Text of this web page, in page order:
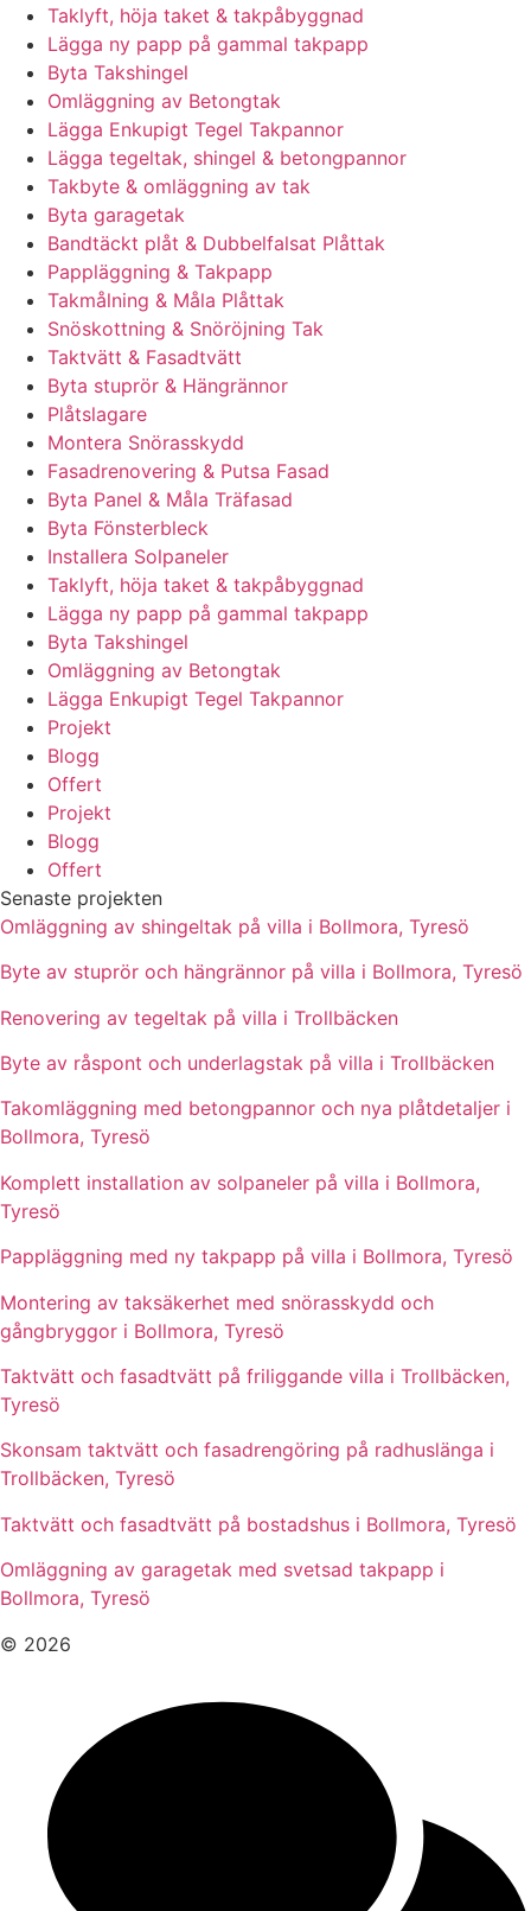
Taklyft, höja taket & takpåbyggnad
Lägga ny papp på gammal takpapp
Byta Takshingel
Omläggning av Betongtak
Lägga Enkupigt Tegel Takpannor
Lägga tegeltak, shingel & betongpannor
Takbyte & omläggning av tak
Byta garagetak
Bandtäckt plåt & Dubbelfalsat Plåttak
Pappläggning & Takpapp
Takmålning & Måla Plåttak
Snöskottning & Snöröjning Tak
Taktvätt & Fasadtvätt
Byta stuprör & Hängrännor
Plåtslagare
Montera Snörasskydd
Fasadrenovering & Putsa Fasad
Byta Panel & Måla Träfasad
Byta Fönsterbleck
Installera Solpaneler
Taklyft, höja taket & takpåbyggnad
Lägga ny papp på gammal takpapp
Byta Takshingel
Omläggning av Betongtak
Lägga Enkupigt Tegel Takpannor
Projekt
Blogg
Offert
Projekt
Blogg
Offert
Senaste projekten
Omläggning av shingeltak på villa i Bollmora, Tyresö
Byte av stuprör och hängrännor på villa i Bollmora, Tyresö
Renovering av tegeltak på villa i Trollbäcken
Byte av råspont och underlagstak på villa i Trollbäcken
Takomläggning med betongpannor och nya plåtdetaljer i
Bollmora, Tyresö
Komplett installation av solpaneler på villa i Bollmora,
Tyresö
Pappläggning med ny takpapp på villa i Bollmora, Tyresö
Montering av taksäkerhet med snörasskydd och
gångbryggor i Bollmora, Tyresö
Taktvätt och fasadtvätt på friliggande villa i Trollbäcken,
Tyresö
Skonsam taktvätt och fasadrengöring på radhuslänga i
Trollbäcken, Tyresö
Taktvätt och fasadtvätt på bostadshus i Bollmora, Tyresö
Omläggning av garagetak med svetsad takpapp i
Bollmora, Tyresö
© 2026